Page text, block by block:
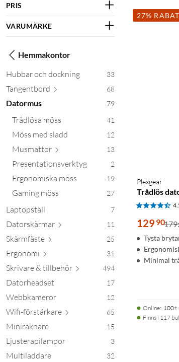
PRIS
VARUMÄRKE
Hemmakontor
Hubbar och dockning 33
Tangentbord 68
Datormus 79
Trådlösa möss 41
Möss med sladd 12
Musmattor 13
Presentationsverktyg 2
Ergonomiska möss 19
Gaming möss 27
Laptopställ 7
Datorskärmar 11
Skärmfäste 25
Ergonomi 31
Skrivare & tillbehör 494
Datorheadset 17
Webbkameror 12
Wifi-förstärkare 65
Miniräknare 15
Ljusterapilampor 3
Multiladdare 32
27%
Plexgear
Trådlös
129 90
Tysta
Minimal
Online: 100+
Finns i 117